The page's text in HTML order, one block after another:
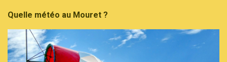
Quelle météo au Mouret ?